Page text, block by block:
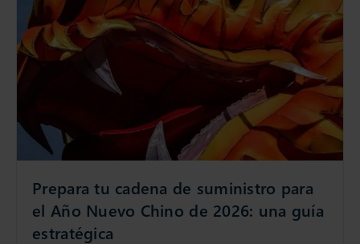
Prepara tu cadena de suministro para
el Año Nuevo Chino de 2026: una guía
estratégica